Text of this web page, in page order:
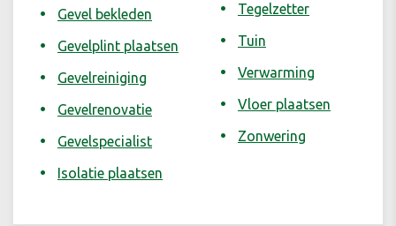
Gevel bekleden
Gevelplint plaatsen
Gevelreiniging
Gevelrenovatie
Gevelspecialist
Isolatie plaatsen
Tegelzetter
Tuin
Verwarming
Vloer plaatsen
Zonwering